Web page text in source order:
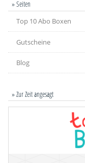
» Seiten
Top 10 Abo Boxen
Gutscheine
Blog
» Zur Zeit angesagt